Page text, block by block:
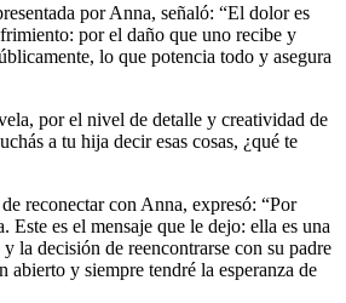
por Anna, señaló: “El dolor es
por el daño que uno recibe y
lo que potencia todo y asegura
por el nivel de detalle y creatividad de
a tu hija decir esas cosas, ¿qué te
reconectar con Anna, expresó: “Por
Este es el mensaje que le dejo: ella es una
la decisión de reencontrarse con su padre
abierto y siempre tendré la esperanza de